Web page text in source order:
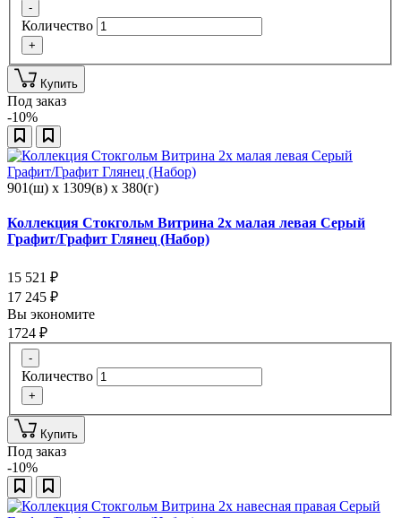
-
Количество
+
Купить
Под заказ
-10%
901(ш) x 1309(в) x 380(г)
Коллекция Стокгольм Витрина 2х малая левая Серый
Графит/Графит Глянец (Набор)
15 521 ₽
17 245 ₽
Вы экономите
1724 ₽
-
Количество
+
Купить
Под заказ
-10%